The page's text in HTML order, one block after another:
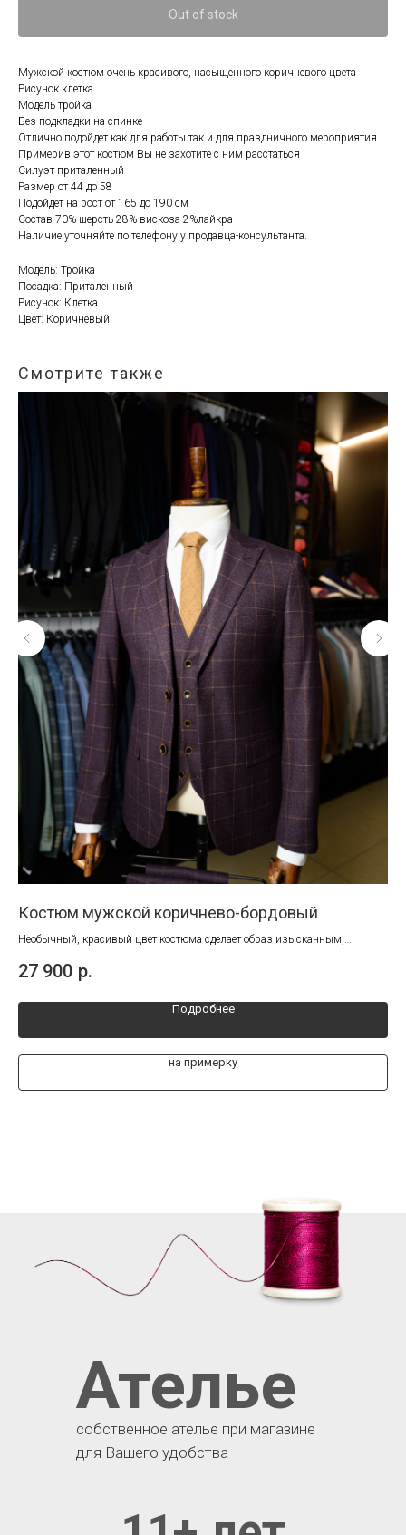
Out of stock
Мужской костюм очень красивого, насыщенного коричневого цвета
Рисунок клетка
Модель тройка
Без подкладки на спинке
Отлично подойдет как для работы так и для праздничного мероприятия
Примерив этот костюм Вы не захотите с ним расстаться
Силуэт приталенный
Размер от 44 до 58
Подойдет на рост от 165 до 190 см
Состав 70% шерсть 28% вискоза 2%лайкра
Наличие уточняйте по телефону у продавца-консультанта.
Модель: Тройка
Посадка: Приталенный
Рисунок: Клетка
Цвет: Коричневый
Смотрите также
Костюм мужской коричнево-бордовый
Необычный, красивый цвет костюма сделает образ изысканным,
27 900 р.
Подробнее
на примерку
Ателье
собственное ателье при магазине
для Вашего удобства